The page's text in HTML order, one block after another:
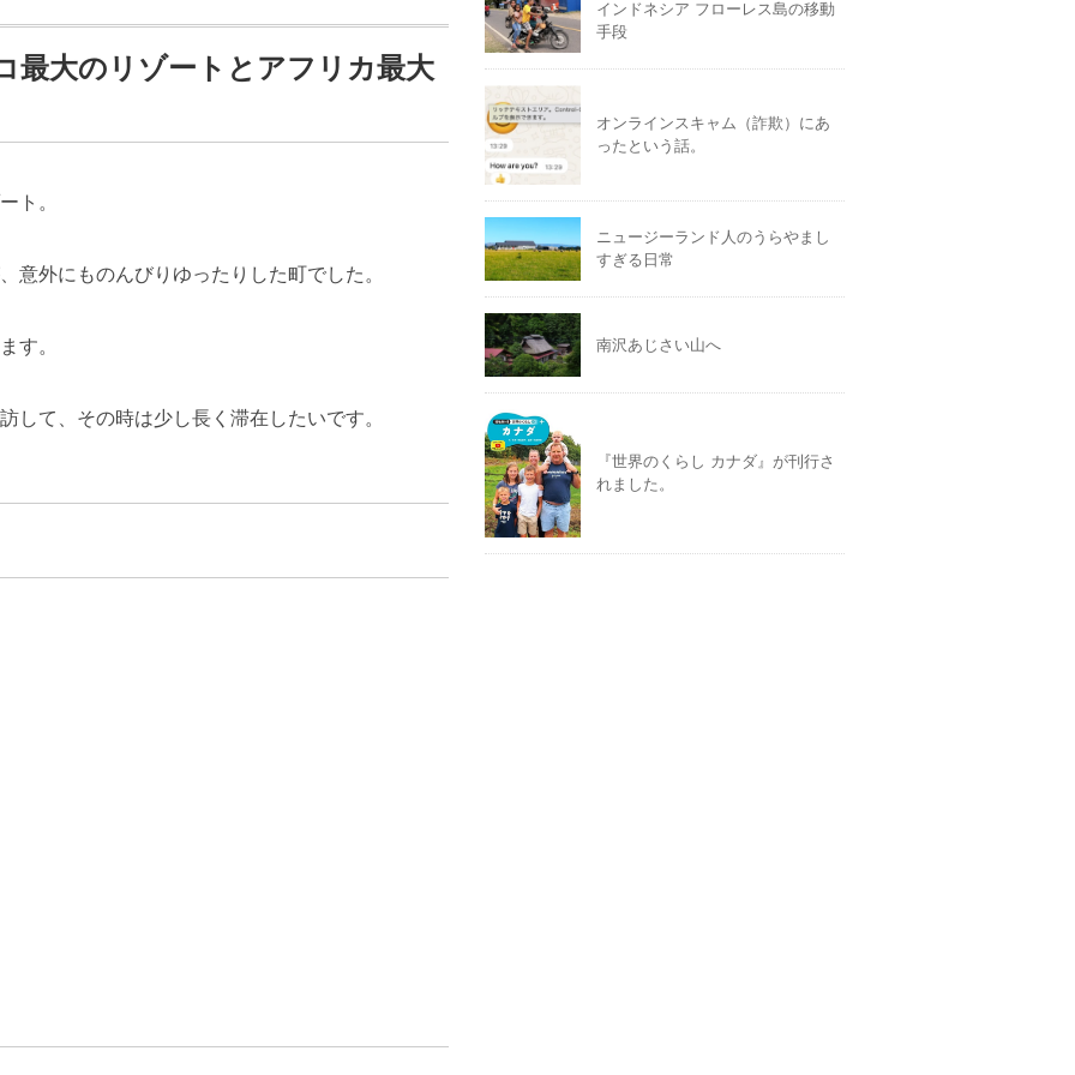
最大のリゾートとアフリカ最大
ト。
意外にものんびりゆったりした町でした。
す。
して、その時は少し長く滞在したいです。
インドネシア フローレス島の移動
手段
オンラインスキャム（詐欺）にあ
ったという話。
ニュージーランド人のうらやまし
すぎる日常
南沢あじさい山へ
『世界のくらし カナダ』が刊行さ
れました。